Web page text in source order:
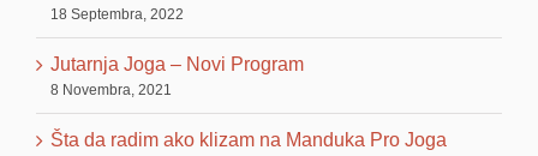
18 Septembra, 2022
Jutarnja Joga – Novi Program
8 Novembra, 2021
Šta da radim ako klizam na Manduka Pro Joga